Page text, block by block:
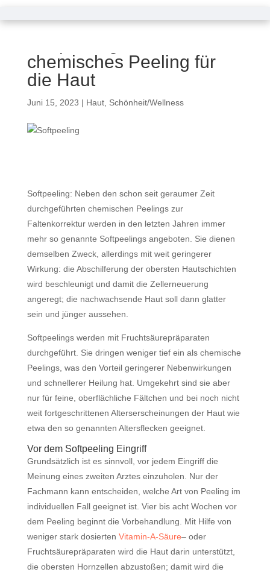
chemisches Peeling für
die Haut
Juni 15, 2023 | Haut, Schönheit/Wellness
Softpeeling: Neben den schon seit geraumer Zeit
durchgeführten chemischen Peelings zur
Faltenkorrektur werden in den letzten Jahren immer
mehr so genannte Softpeelings angeboten. Sie dienen
demselben Zweck, allerdings mit weit geringerer
Wirkung: die Abschilferung der obersten Hautschichten
wird beschleunigt und damit die Zellerneuerung
angeregt; die nachwachsende Haut soll dann glatter
sein und jünger aussehen.
Softpeelings werden mit Fruchtsäurepräparaten
durchgeführt. Sie dringen weniger tief ein als chemische
Peelings, was den Vorteil geringerer Nebenwirkungen
und schnellerer Heilung hat. Umgekehrt sind sie aber
nur für feine, oberflächliche Fältchen und bei noch nicht
weit fortgeschrittenen Alterserscheinungen der Haut wie
etwa den so genannten Altersflecken geeignet.
Vor dem Softpeeling Eingriff
Grundsätzlich ist es sinnvoll, vor jedem Eingriff die
Meinung eines zweiten Arztes einzuholen. Nur der
Fachmann kann entscheiden, welche Art von Peeling im
individuellen Fall geeignet ist. Vier bis acht Wochen vor
dem Peeling beginnt die Vorbehandlung. Mit Hilfe von
weniger stark dosierten Vitamin-A-Säure– oder
Fruchtsäurepräparaten wird die Haut darin unterstützt,
die obersten Hornzellen abzustoßen; damit wird die